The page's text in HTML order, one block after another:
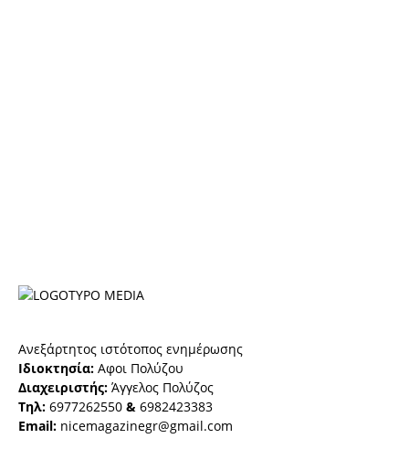
Ανεξάρτητος ιστότοπος ενημέρωσης
Ιδιοκτησία: Αφοι Πολύζου
Διαχειριστής: Άγγελος Πολύζος
Τηλ: 6977262550 & 6982423383
Email: nicemagazinegr@gmail.com